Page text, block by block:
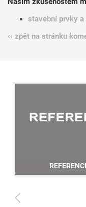
stavební prvky a
‹‹ zpět na stránku